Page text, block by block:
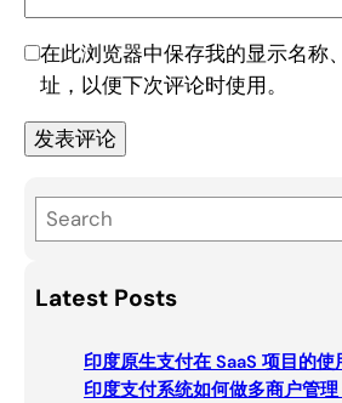
在此浏览器中保存我的显示名称
址，以便下次评论时使用。
e
rLatest Posts
印度原生支付在 SaaS 项目的使
印度支付系统如何做多商户管理